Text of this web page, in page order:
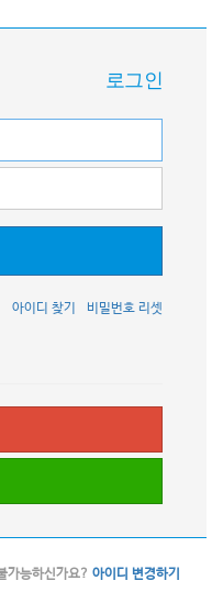
로그인
비밀번호 리셋
아이디 찾기
가능하신가요? 아이디 변경하기